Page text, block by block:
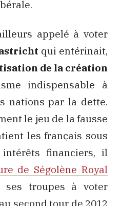
appelé à voter
qui entérinait,
de la création
indispensable à
nations par la dette.
le jeu de la fausse
les français sous
financiers, il
de Ségolène Royal
ses troupes à voter
au second tour de 2012